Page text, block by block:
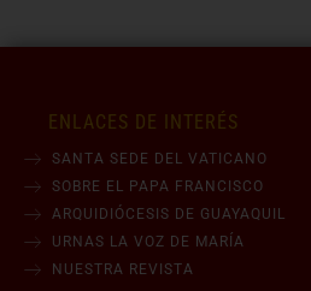
ENLACES DE INTERÉS
SANTA SEDE DEL VATICANO
SOBRE EL PAPA FRANCISCO
ARQUIDIÓCESIS DE GUAYAQUIL
URNAS LA VOZ DE MARÍA
NUESTRA REVISTA